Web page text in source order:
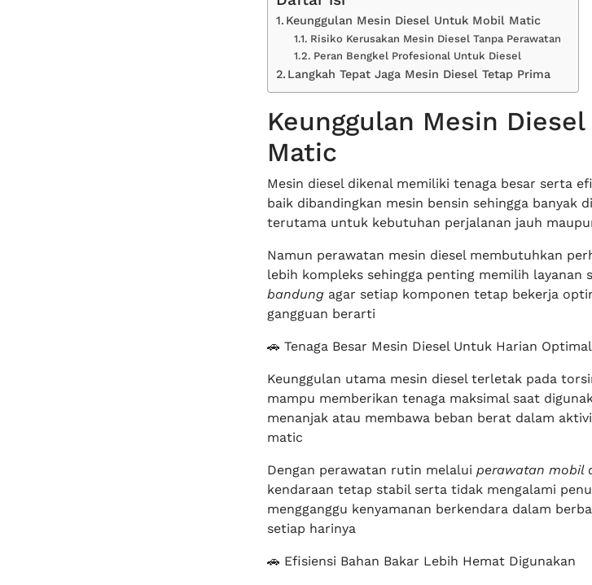
Keunggulan Mesin Diesel Untuk Mobil Matic
Risiko Kerusakan Mesin Diesel Tanpa Perawatan
Peran Bengkel Profesional Untuk Diesel
Langkah Tepat Jaga Mesin Diesel Tetap Prima
Keunggulan Mesin
Matic
Mesin diesel dikenal memiliki tenaga besar serta
baik dibandingkan mesin bensin sehingga banyak
terutama untuk kebutuhan perjalanan jauh
Namun perawatan mesin diesel membutuhkan
lebih kompleks sehingga penting memilih layanan
bandungagar setiap komponen tetap bekerja
gangguan berarti
🚗 Tenaga Besar Mesin Diesel Untuk Harian Optimal
Keunggulan utama mesin diesel terletak pada
mampu memberikan tenaga maksimal saat
menanjak atau membawa beban berat dalam
matic
Dengan perawatan rutin melalui perawatan mobil
kendaraan tetap stabil serta tidak mengalami
mengganggu kenyamanan berkendara dalam
setiap harinya
🚗 Efisiensi Bahan Bakar Lebih Hemat Digunakan